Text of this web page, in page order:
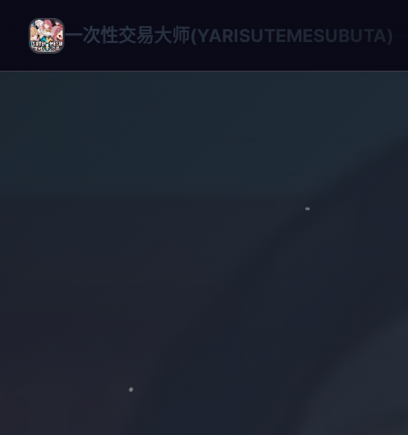
一次性交易大师(YARISUTEMESUBUTA)